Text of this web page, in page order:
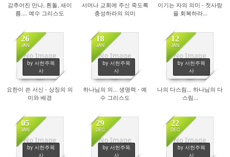
감추어진 만나, 흰돌, 새이
름.... 예수 그리스도
서머나 교회에 주신 죽도록
충성하라의 의미
이기는 자의 의미 - 첫사랑
을 회복하라...
No Image
26
JAN
by 서헌주목
사
1794
요한이 쓴 서신 - 상징의 의
미와 배경
No Image
18
JAN
by 서헌주목
사
1901
하나님의 의... 생명력 - 예
수 그리스도
No Image
12
JAN
by 서헌주목
사
1743
나의 다스림... 하나님의 다
스림...
No Image
05
JAN
by 서헌주목
사
1845
No Image
29
DEC
by 서헌주목
사
1806
No Image
22
DEC
by 서헌주목
사
1928